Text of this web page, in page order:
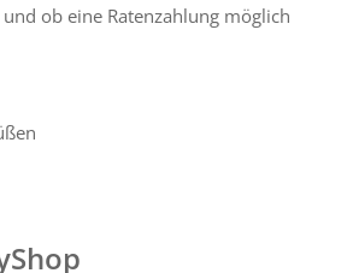
ob eine Ratenzahlung möglich